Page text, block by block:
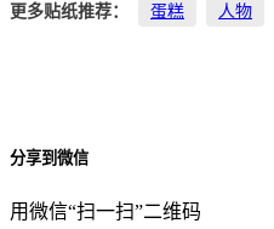
更多贴纸推荐： 蛋糕 人物
分享到微信
用微信“扫一扫”二维码